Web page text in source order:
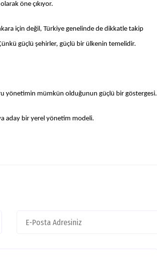
öne çıkıyor.
için değil, Türkiye genelinde de dikkatle takip
güçlü şehirler, güçlü bir ülkenin temelidir.
yönetimin mümkün olduğunun güçlü bir göstergesi.
aday bir yerel yönetim modeli.